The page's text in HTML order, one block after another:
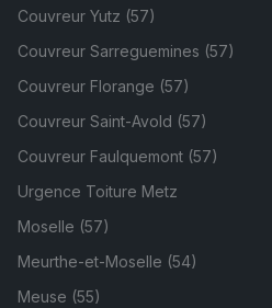
Couvreur Yutz (57)
Couvreur Sarreguemines (57)
Couvreur Florange (57)
Couvreur Saint-Avold (57)
Couvreur Faulquemont (57)
Urgence Toiture Metz
Moselle (57)
Meurthe-et-Moselle (54)
Meuse (55)